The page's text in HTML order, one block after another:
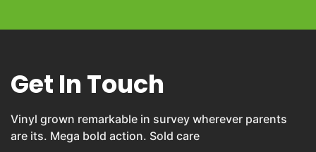
Get In Touch
Vinyl grown remarkable in survey wherever parents
are its. Mega bold action. Sold care